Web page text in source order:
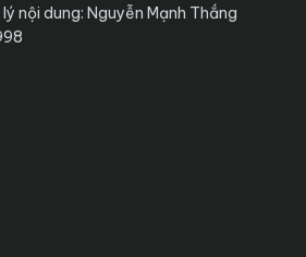
nội dung: Nguyễn Mạnh Thắng